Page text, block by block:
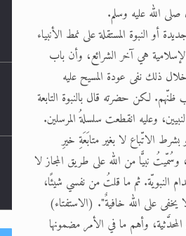
الله عليه وسلم.
أو النبوة المستقلة على نمط الأنبياء
هي آخر الشرائع، وأن باب
خلال ذلك نفى عودة المسيح عليه
ظنّهم. لكن حضرته قال بالنبوة التابعة
وعليه انقطعت سلسلةُ المرسلين.
الاتّباع لا بغير متابَعَةِ خيرِ
نبيًّا من الله على طريق المجاز لا
النبويّة. ثم ما قلتُ من نفسي شيئًا،
على الله خافيةٌ". (الاستفتاء)
وأهم ما في الأمر مضمونها